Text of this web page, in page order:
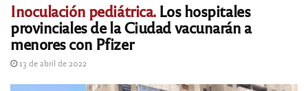
Inoculación pediátrica.Los hospitales
provinciales de la Ciudad vacunarán a
menores con Pfizer
13 de abril de 2022